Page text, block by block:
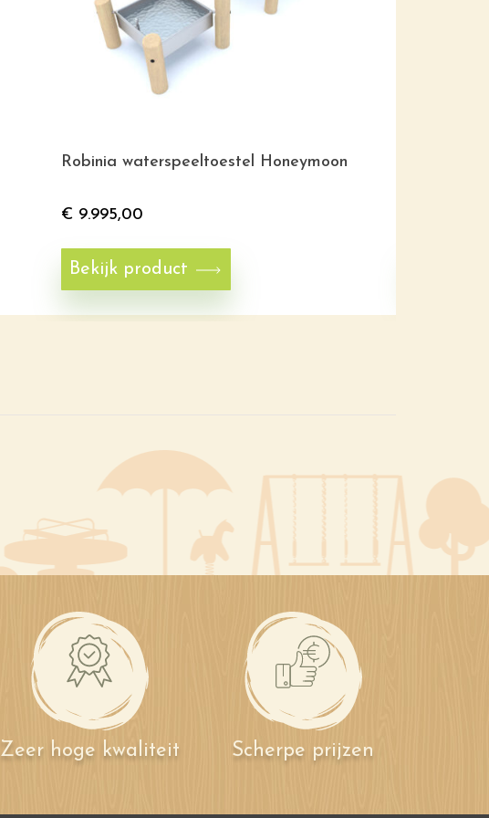
Robinia waterspeeltoestel Honeymoon
€ 9.995,00
Bekijk product
Zeer hoge kwaliteit Scherpe prijzen